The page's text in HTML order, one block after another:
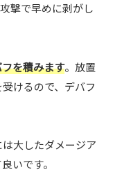
撃で早めに剥がし
を積みます。放置
けるので、デバフ
大したダメージア
いです。